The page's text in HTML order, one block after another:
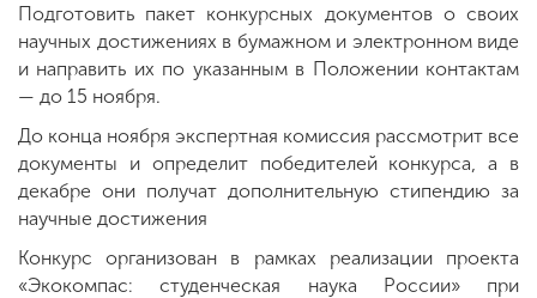
Подготовить пакет конкурсных документов о своих
научных достижениях в бумажном и электронном виде
и направить их по указанным в Положении контактам
— до 15 ноября.
До конца ноября экспертная комиссия рассмотрит все
документы и определит победителей конкурса, а в
декабре они получат дополнительную стипендию за
научные достижения
Конкурс организован в рамках реализации проекта
«Экокомпас: студенческая наука России» при